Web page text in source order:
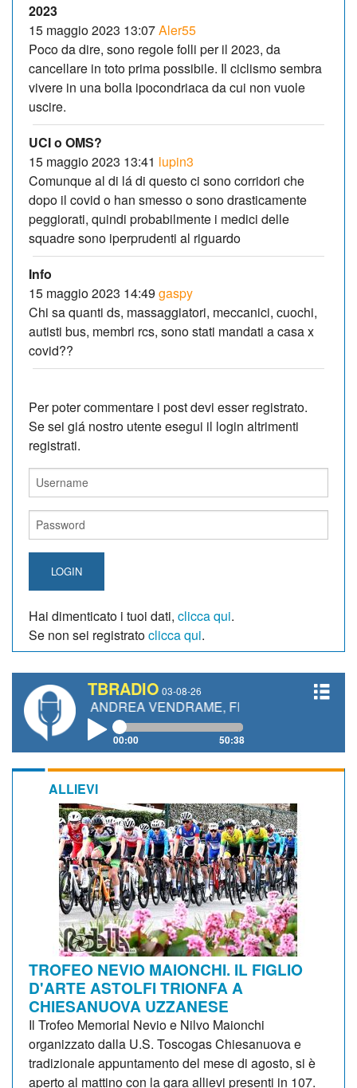
2023
15 maggio 2023 13:07Aler55
Poco da dire, sono regole folli per il 2023, da
cancellare in toto prima possibile. Il ciclismo sembra
vivere in una bolla ipocondriaca da cui non vuole
uscire.
UCI o OMS?
15 maggio 2023 13:41 lupin3
Comunque al di lá di questo ci sono corridori che
dopo il covid o han smesso o sono drasticamente
peggiorati, quindi probabilmente i medici delle
squadre sono iperprudenti al riguardo
Info
15 maggio 2023 14:49 gaspy
Chi sa quanti ds, massaggiatori, meccanici, cuochi,
autisti bus, membri rcs, sono stati mandati a casa x
covid??
Per poter commentare i post devi esser registrato.
Se sei giá nostro utente esegui il login altrimenti
registrati.
LOGIN
Hai dimenticato i tuoi dati, clicca qui.
Se non sei registratoclicca qui.
TBRADIO 03-08-26
ANDREA VENDRAME, FILIPPO FIORELLI
00:00 50:38
ALLIEVI
TROFEO NEVIO MAIONCHI. IL FIGLIO
D'ARTE ASTOLFI TRIONFA A
CHIESANUOVA UZZANESE
Il Trofeo Memorial Nevio e Nilvo Maionchi
organizzato dalla U.S. Toscogas Chiesanuova e
tradizionale appuntamento del mese di agosto, si è
aperto al mattino con la gara allievi presenti in 107.